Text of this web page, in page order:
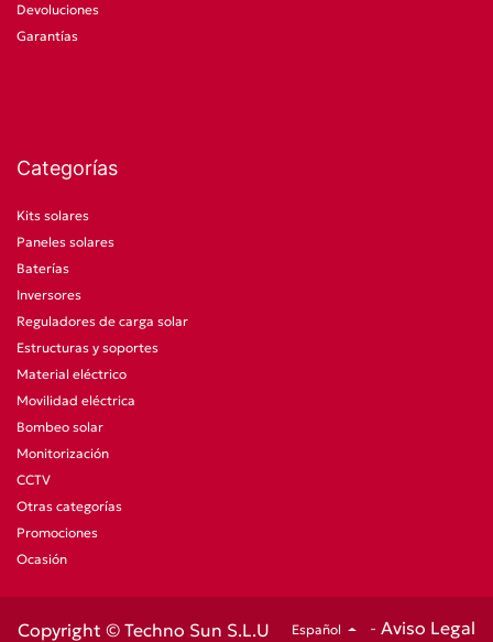
Devoluciones
Garantías
Categorías
Kits solares
Paneles solares
Baterías
Inversores
Reguladores de carga solar
Estructuras y soportes
Material eléctrico
Movilidad eléctrica
Bombeo solar
Monitorización
CCTV
Otras categorías
Promociones
Ocasión
Copyright © Techno Sun S.L.U Español - Aviso Legal